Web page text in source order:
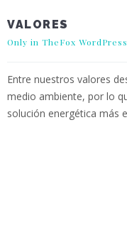
VALORES
Only in TheFox
Entre nuestros valores
medio ambiente, por lo
solución energética más